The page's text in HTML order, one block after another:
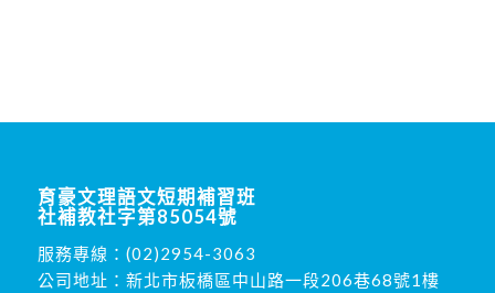
育豪文理語文短期補習班
社補教社字第85054號
服務專線： (02)2954-3063
公司地址：新北市板橋區中山路一段206巷68號1樓